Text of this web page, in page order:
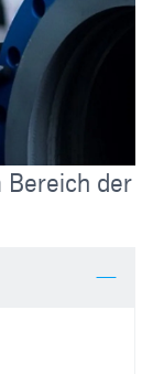
Bereich der